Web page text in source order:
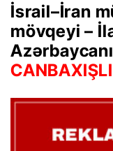
İsrail–İran
mövqeyi –